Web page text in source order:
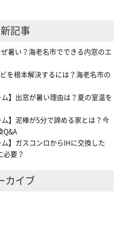
記事
暑い？海老名市でできる内窓のエ
を根本解決するには？海老名市の
ム】出窓が暑い理由は？夏の室温を
ム】泥棒が5分で諦める家とは？今
Q&A
ム】ガスコンロからIHに交換した
必要？
カイブ